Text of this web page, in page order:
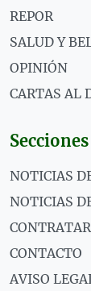
REPOR
SALUD Y
OPINIÓN
CARTAS AL
Secciones
NOTICIAS
NOTICIAS
CONTACTO
AVISO